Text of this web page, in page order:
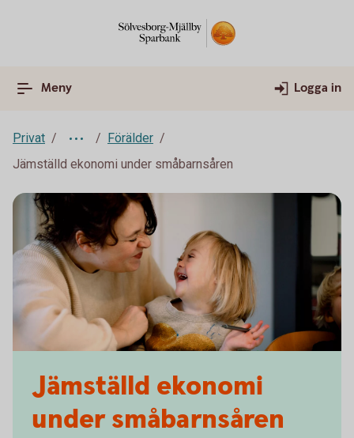
Meny Logga in
Privat
Förälder
Jämställd ekonomi under småbarnsåren
Jämställd ekonomi
under småbarnsåren